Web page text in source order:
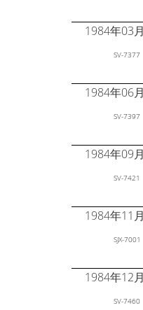
1984年03
SV-7377
1984年06
SV-7397
1984年09
SV-7421
1984年11
SJX-7001
1984年12
SV-7460